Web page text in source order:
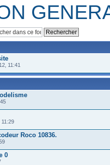
11:41
11:29
Roco 10836.
0